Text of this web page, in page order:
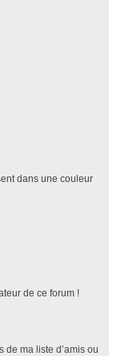
dans une couleur
de ce forum !
ma liste d’amis ou